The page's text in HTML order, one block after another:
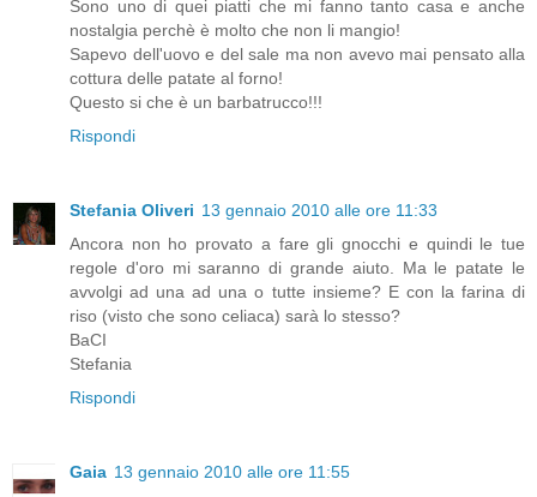
Sono uno di quei piatti che mi fanno tanto casa e anche
nostalgia perchè è molto che non li mangio!
Sapevo dell'uovo e del sale ma non avevo mai pensato alla
cottura delle patate al forno!
Questo si che è un barbatrucco!!!
Rispondi
Stefania Oliveri 13 gennaio 2010 alle ore 11:33
Ancora non ho provato a fare gli gnocchi e quindi le tue
regole d'oro mi saranno di grande aiuto. Ma le patate le
avvolgi ad una ad una o tutte insieme? E con la farina di
riso (visto che sono celiaca) sarà lo stesso?
BaCI
Stefania
Rispondi
Gaia 13 gennaio 2010 alle ore 11:55